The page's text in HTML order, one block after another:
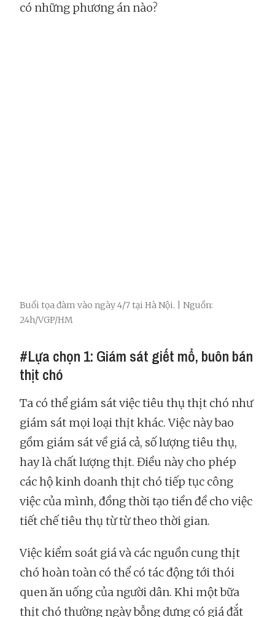
có những phương án nào?
Buổi tọa đàm vào ngày 4/7 tại Hà Nội. | Nguồn:
24h/VGP/HM
#Lựa chọn 1: Giám sát giết mổ, buôn bán
thịt chó
Ta có thể giám sát việc tiêu thụ thịt chó như
giám sát mọi loại thịt khác. Việc này bao
gồm giám sát về giá cả, số lượng tiêu thụ,
hay là chất lượng thịt. Điều này cho phép
các hộ kinh doanh thịt chó tiếp tục công
việc của mình, đồng thời tạo tiền đề cho việc
tiết chế tiêu thụ từ từ theo thời gian.
Việc kiểm soát giá và các nguồn cung thịt
chó hoàn toàn có thể có tác động tới thói
quen ăn uống của người dân. Khi một bữa
thịt chó thường ngày bỗng dưng có giá đắt